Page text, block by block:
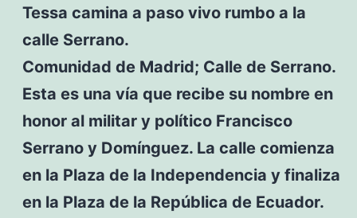
Tessa camina a paso vivo rumbo a la
calle Serrano.
Comunidad de Madrid; Calle de Serrano.
Esta es una vía que recibe su nombre en
honor al militar y político Francisco
Serrano y Domínguez. La calle comienza
en la Plaza de la Independencia y finaliza
en la Plaza de la República de Ecuador.